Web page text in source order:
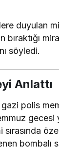
duyulan
bıraktığı
söyledi.
Anlattı
polis
gecesi
sırasında
bombalı